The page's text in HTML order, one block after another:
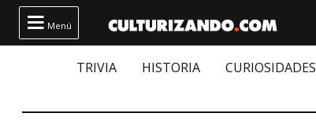
 Menú
TRIVIA HISTORIA CURIOSIDADES